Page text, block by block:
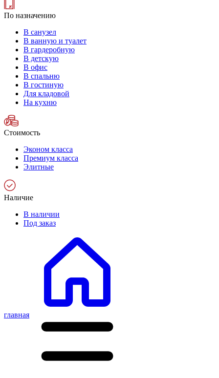
По назначению
В санузел
В ванную и туалет
В гардеробную
В детскую
В офис
В спальню
В гостиную
Для кладовой
На кухню
Стоимость
Эконом класса
Премиум класса
Элитные
Наличие
В наличии
Под заказ
главная